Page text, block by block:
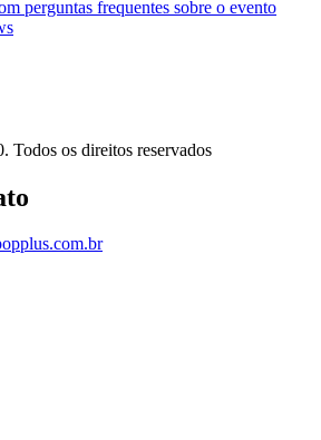
perguntas frequentes sobre o evento
Todos os direitos reservados